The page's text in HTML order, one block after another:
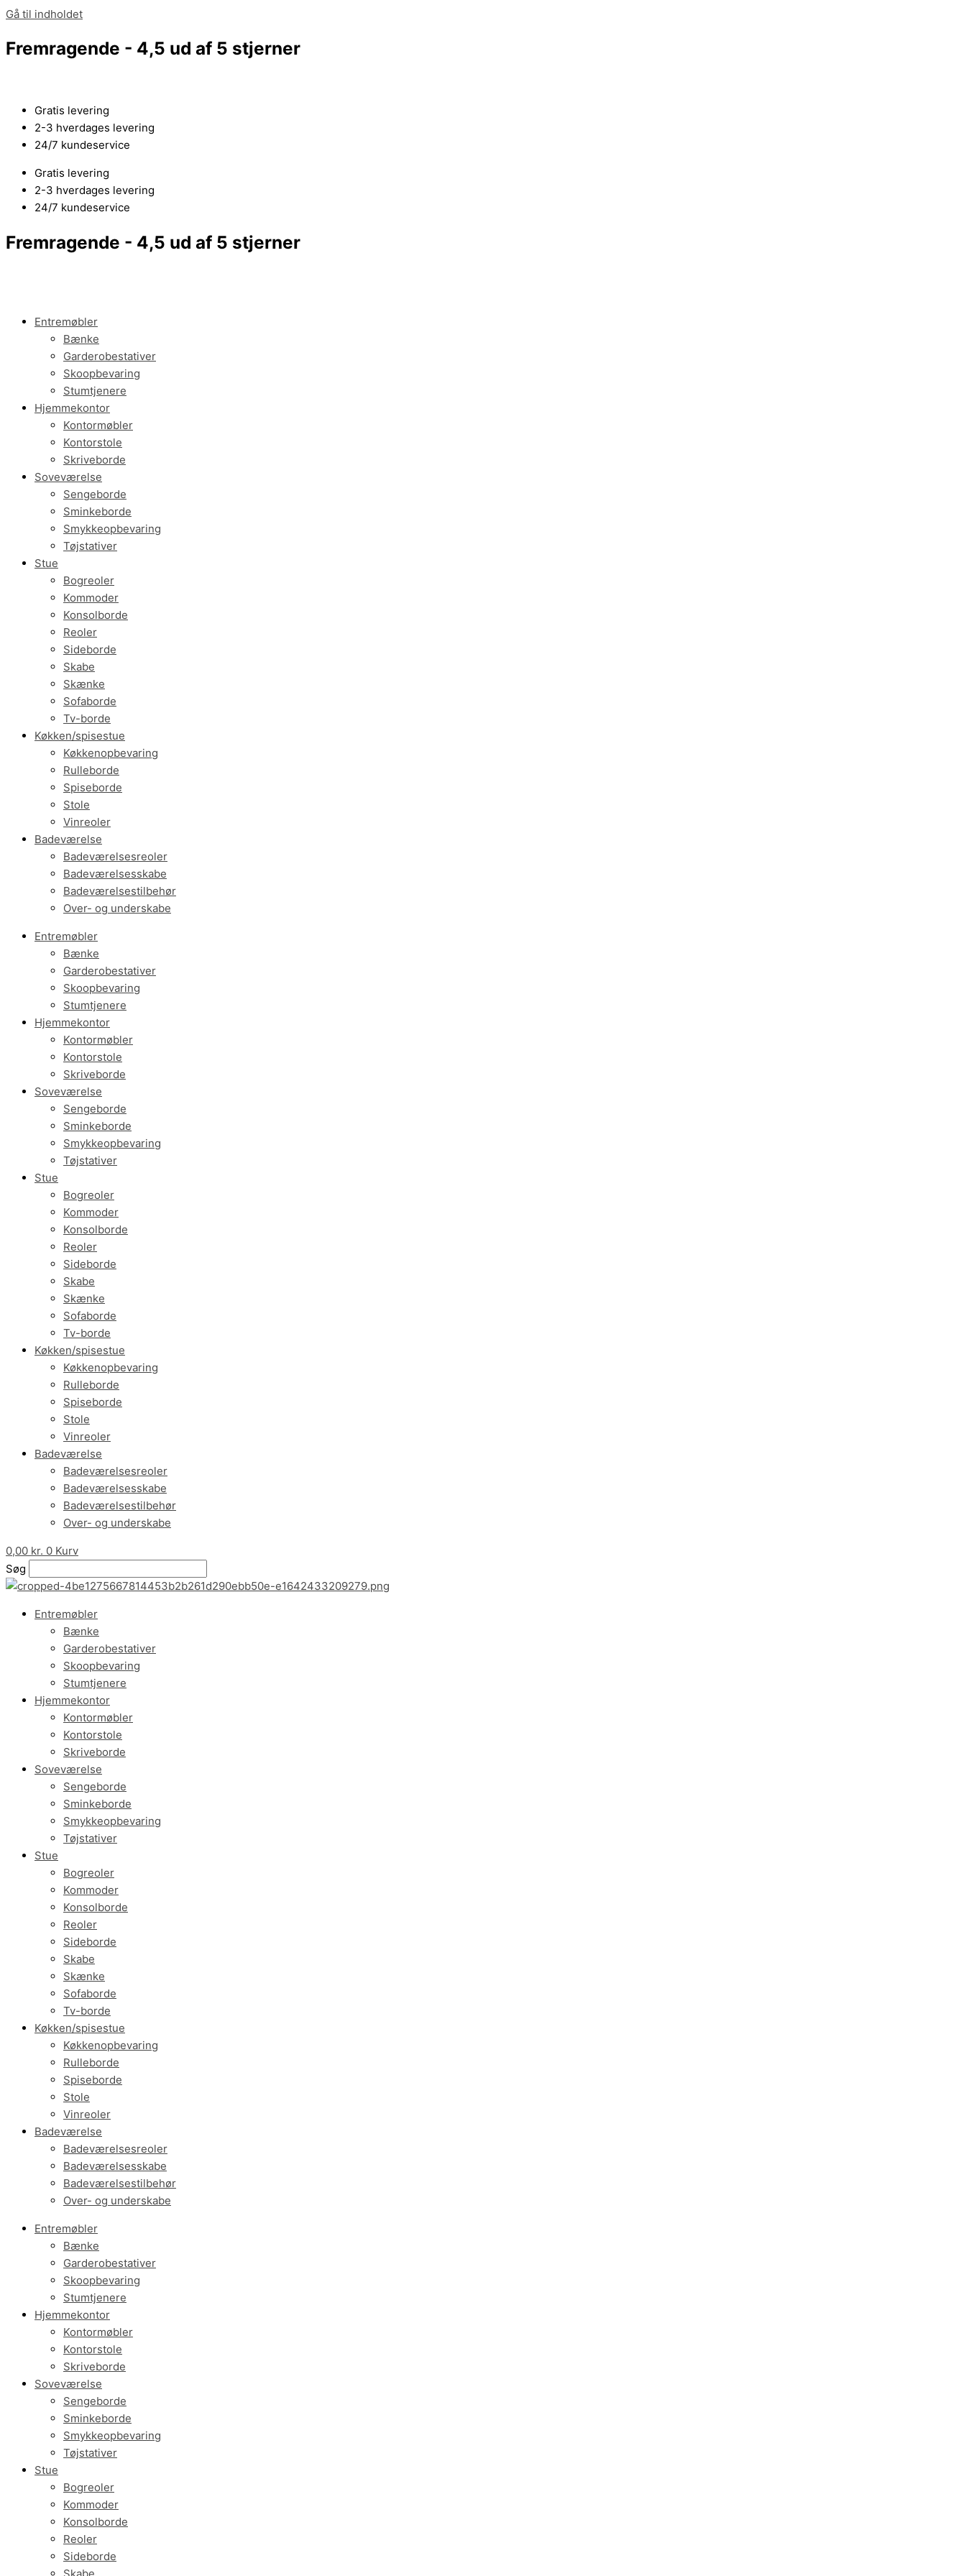
Gå til indholdet
Fremragende - 4,5 ud af 5 stjerner
Gratis levering
2-3 hverdages levering
24/7 kundeservice
Gratis levering
2-3 hverdages levering
24/7 kundeservice
Fremragende - 4,5 ud af 5 stjerner
Entremøbler
Bænke
Garderobestativer
Skoopbevaring
Stumtjenere
Hjemmekontor
Kontormøbler
Kontorstole
Skriveborde
Soveværelse
Sengeborde
Sminkeborde
Smykkeopbevaring
Tøjstativer
Stue
Bogreoler
Kommoder
Konsolborde
Reoler
Sideborde
Skabe
Skænke
Sofaborde
Tv-borde
Køkken/spisestue
Køkkenopbevaring
Rulleborde
Spiseborde
Stole
Vinreoler
Badeværelse
Badeværelsesreoler
Badeværelsesskabe
Badeværelsestilbehør
Over- og underskabe
Entremøbler
Bænke
Garderobestativer
Skoopbevaring
Stumtjenere
Hjemmekontor
Kontormøbler
Kontorstole
Skriveborde
Soveværelse
Sengeborde
Sminkeborde
Smykkeopbevaring
Tøjstativer
Stue
Bogreoler
Kommoder
Konsolborde
Reoler
Sideborde
Skabe
Skænke
Sofaborde
Tv-borde
Køkken/spisestue
Køkkenopbevaring
Rulleborde
Spiseborde
Stole
Vinreoler
Badeværelse
Badeværelsesreoler
Badeværelsesskabe
Badeværelsestilbehør
Over- og underskabe
0,00 kr. 0 Kurv
Søg
Entremøbler
Bænke
Garderobestativer
Skoopbevaring
Stumtjenere
Hjemmekontor
Kontormøbler
Kontorstole
Skriveborde
Soveværelse
Sengeborde
Sminkeborde
Smykkeopbevaring
Tøjstativer
Stue
Bogreoler
Kommoder
Konsolborde
Reoler
Sideborde
Skabe
Skænke
Sofaborde
Tv-borde
Køkken/spisestue
Køkkenopbevaring
Rulleborde
Spiseborde
Stole
Vinreoler
Badeværelse
Badeværelsesreoler
Badeværelsesskabe
Badeværelsestilbehør
Over- og underskabe
Entremøbler
Bænke
Garderobestativer
Skoopbevaring
Stumtjenere
Hjemmekontor
Kontormøbler
Kontorstole
Skriveborde
Soveværelse
Sengeborde
Sminkeborde
Smykkeopbevaring
Tøjstativer
Stue
Bogreoler
Kommoder
Konsolborde
Reoler
Sideborde